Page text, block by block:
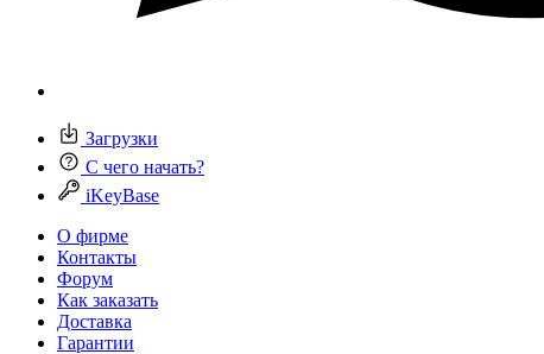
Загрузки
С чего начать?
iKeyBase
О фирме
Контакты
Форум
Как заказать
Доставка
Гарантии